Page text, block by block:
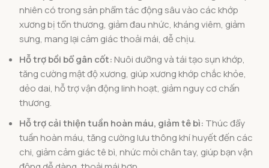
nhiên có trong sản phẩm tác động sâu vào các khớp
xương bị tổn thương, giảm đau nhức, kháng viêm, giảm
sưng, mang lại cảm giác thoải mái, dễ chịu.
Hỗ trợ bồi bổ gân cốt: Nuôi dưỡng và tái tạo sụn khớp,
tăng cường mật độ xương, giúp xương khớp chắc khỏe,
dẻo dai, hỗ trợ vận động linh hoạt, giảm nguy cơ chấn
thương.
Hỗ trợ cải thiện tuần hoàn máu, giảm tê bì: Thúc đẩy
tuần hoàn máu, tăng cường lưu thông khí huyết đến các
chi, giảm cảm giác tê bì, nhức mỏi chân tay, giúp bạn vận